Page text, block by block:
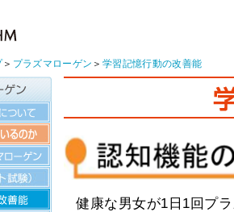
＞ プラズマローゲン ＞ 学習記憶行動の改善能
健康な男女が1日1回プ
認知症とプラズマローゲン
プラズマローゲンの認知機能改善（
プラズマローゲンの学習記憶行動の